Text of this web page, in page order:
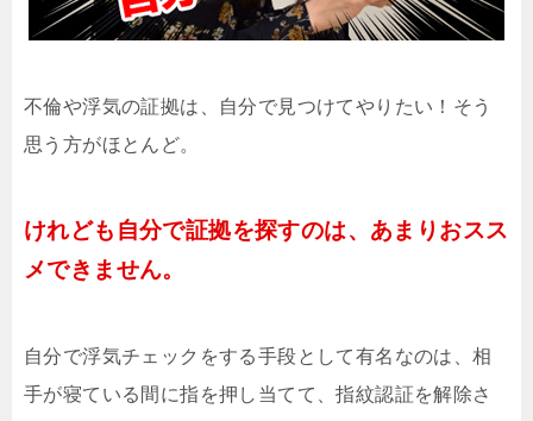
不倫や浮気の証拠は、自分で見つけてやりたい！そう
思う方がほとんど。
けれども自分で証拠を探すのは、あまりおスス
メできません。
自分で浮気チェックをする手段として有名なのは、相
手が寝ている間に指を押し当てて、指紋認証を解除さ